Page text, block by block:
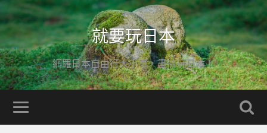
就要玩日本
網羅日本自由行大小事，盡情玩日本！